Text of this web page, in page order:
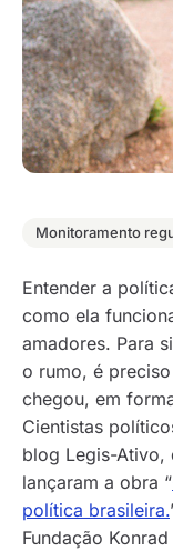
Monitoramento
Entender a
como ela
amadores. Para
o rumo, é
chegou, em
Cientistas
blog Legis-Ativo,
lançaram a obra “
política brasileira.
Fundação